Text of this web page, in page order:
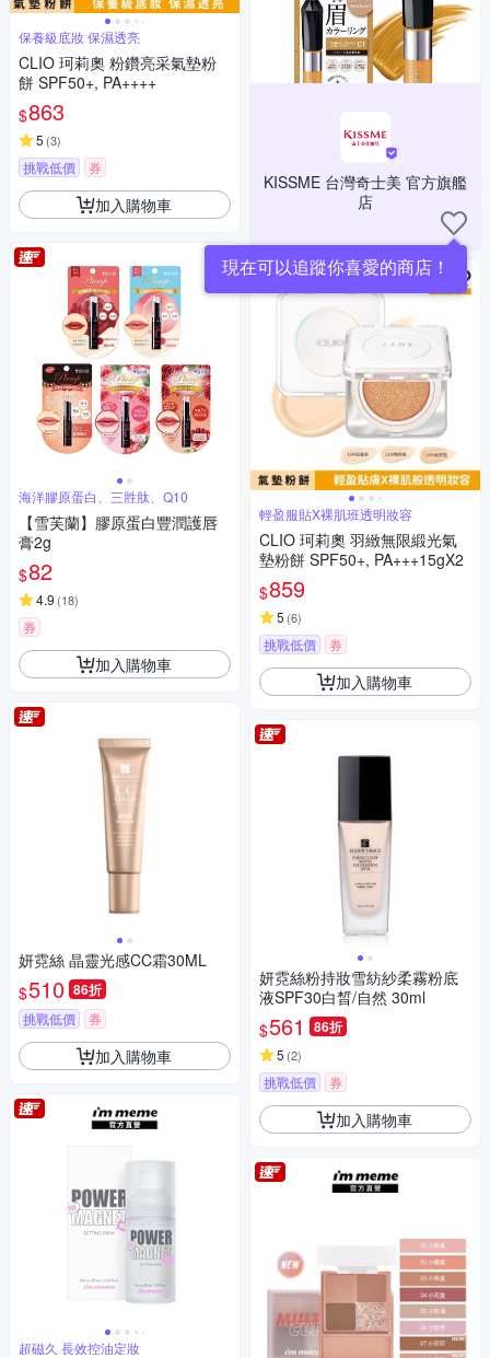
保養級底妝 保濕透亮
CLIO 珂莉奧 粉鑽亮采氣墊粉
餅 SPF50+, PA++++
$863
5 (3)
挑戰低價 券
加入購物車
海洋膠原蛋白、三胜肽、Q10
【雪芙蘭】膠原蛋白豐潤護唇
膏2g
$82
4.9 (18)
券
加入購物車
妍霓絲 晶靈光感CC霜30ML
$510 86折
挑戰低價 券
加入購物車
超磁久 長效控油定妝
KISSME 台灣奇士美 官方旗艦
店
現在可以追蹤你喜愛的商店！
輕盈服貼X裸肌班透明妝容
CLIO 珂莉奧 羽緻無限緞光氣
墊粉餅 SPF50+, PA+++15gX2
$859
5 (6)
挑戰低價 券
加入購物車
妍霓絲粉持妝雪紡紗柔霧粉底
液SPF30白晳/自然 30ml
$561 86折
5 (2)
挑戰低價 券
加入購物車